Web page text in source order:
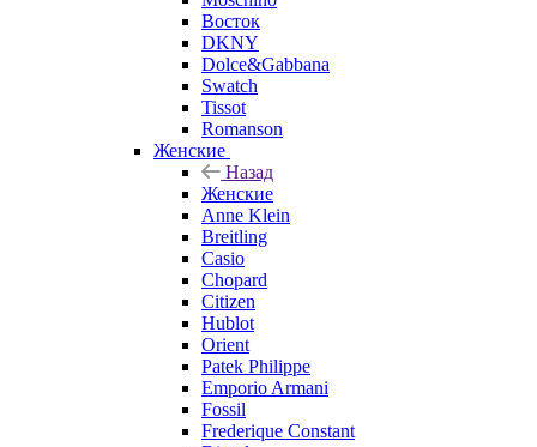
Восток
DKNY
Dolce&Gabbana
Swatch
Tissot
Romanson
Женские
Назад
Женские
Anne Klein
Breitling
Casio
Chopard
Citizen
Hublot
Orient
Patek Philippe
Emporio Armani
Fossil
Frederique Constant